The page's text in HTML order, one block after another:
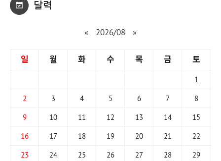
달력
« 2026/08 »
일 월 화 수 목 금 토
1
2
3 4 5 6 7
8
9
10 11 12 13 14
15
16
17 18 19 20 21
22
23
24 25 26 27 28
29